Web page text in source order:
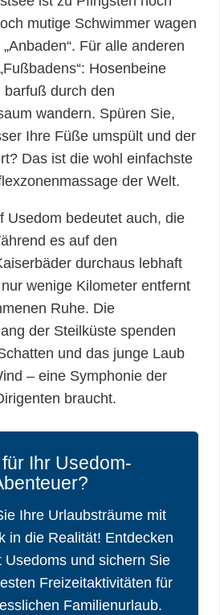
mutige Schwimmer wagen
Für alle anderen
Hosenbeine
barfuß durch den
wandern. Spüren Sie,
Ihre Füße umspült und der
Das ist die wohl einfachste
der Welt.
Usedom bedeutet auch, die
es auf den
durchaus lebhaft
wenige Kilometer entfernt
Ruhe. Die
der Steilküste spenden
und das junge Laub
– eine Symphonie der
braucht.
Ihr Usedom-
Ihre Urlaubsträume mit
in die Realität! Entdecken
Usedoms und sichern Sie
Freizeitaktivitäten für
Familienurlaub.